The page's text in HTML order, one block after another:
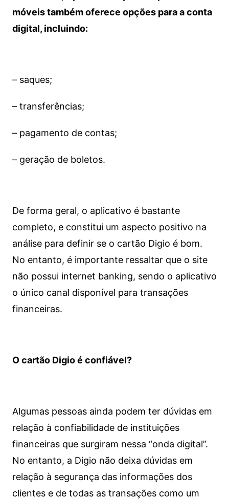
móveis também oferece opções para a conta
digital, incluindo:
– saques;
– transferências;
– pagamento de contas;
– geração de boletos.
De forma geral, o aplicativo é bastante
completo, e constitui um aspecto positivo na
análise para definir se o cartão Digio é bom.
No entanto, é importante ressaltar que o site
não possui internet banking, sendo o aplicativo
o único canal disponível para transações
financeiras.
O cartão Digio é confiável?
Algumas pessoas ainda podem ter dúvidas em
relação à confiabilidade de instituições
financeiras que surgiram nessa “onda digital”.
No entanto, a Digio não deixa dúvidas em
relação à segurança das informações dos
clientes e de todas as transações como um